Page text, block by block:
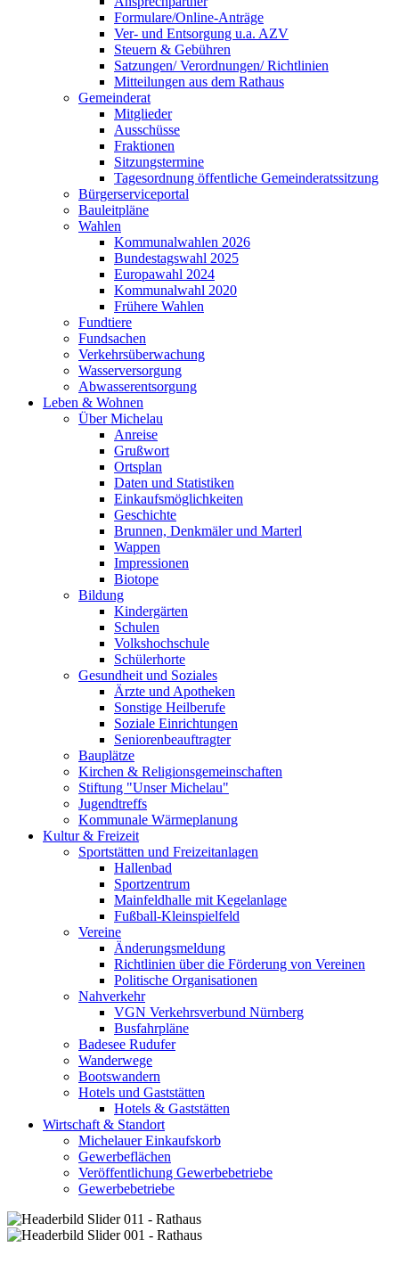
Formulare/Online-Anträge
Ver- und Entsorgung u.a. AZV
Steuern & Gebühren
Satzungen/ Verordnungen/ Richtlinien
Mitteilungen aus dem Rathaus
Gemeinderat
Mitglieder
Ausschüsse
Fraktionen
Sitzungstermine
Tagesordnung öffentliche Gemeinderatssitzung
Bürgerserviceportal
Bauleitpläne
Wahlen
Kommunalwahlen 2026
Bundestagswahl 2025
Europawahl 2024
Kommunalwahl 2020
Frühere Wahlen
Fundtiere
Fundsachen
Verkehrsüberwachung
Wasserversorgung
Abwasserentsorgung
Leben & Wohnen
Über Michelau
Anreise
Grußwort
Ortsplan
Daten und Statistiken
Einkaufsmöglichkeiten
Geschichte
Brunnen, Denkmäler und Marterl
Wappen
Impressionen
Biotope
Bildung
Kindergärten
Schulen
Volkshochschule
Schülerhorte
Gesundheit und Soziales
Ärzte und Apotheken
Sonstige Heilberufe
Soziale Einrichtungen
Seniorenbeauftragter
Bauplätze
Kirchen & Religionsgemeinschaften
Stiftung "Unser Michelau"
Jugendtreffs
Kommunale Wärmeplanung
Kultur & Freizeit
Sportstätten und Freizeitanlagen
Hallenbad
Sportzentrum
Mainfeldhalle mit Kegelanlage
Fußball-Kleinspielfeld
Vereine
Änderungsmeldung
Richtlinien über die Förderung von Vereinen
Politische Organisationen
Nahverkehr
VGN Verkehrsverbund Nürnberg
Busfahrpläne
Badesee Rudufer
Wanderwege
Bootswandern
Hotels und Gaststätten
Hotels & Gaststätten
Wirtschaft & Standort
Michelauer Einkaufskorb
Gewerbeflächen
Veröffentlichung Gewerbebetriebe
Gewerbebetriebe